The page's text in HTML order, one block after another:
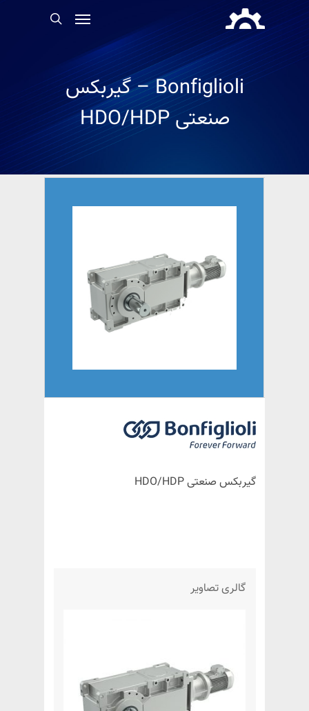
Bonfiglioli – گیربکس
صنعتی HDO/HDP
گیربکس صنعتی HDO/HDP
گالری تصاویر